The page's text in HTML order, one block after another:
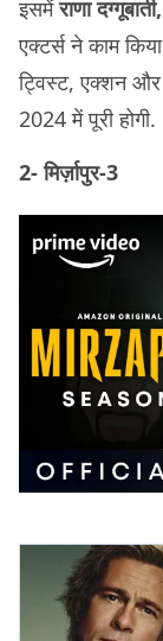
इसमेंराणा
एक्टर्स ने काम
ट्विस्ट, एक्शन और
2024 में पूरी होगी.
2-मिर्ज़ापुर-3